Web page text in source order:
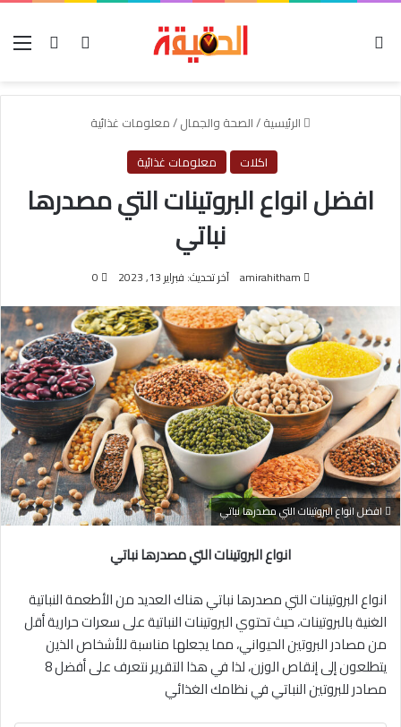
بحث عنتسجيل
الرئيسية/الصحة والجمال/معلومات غذائية
اكلات
معلومات غذائية
افضل انواع البروتينات التي مصدرها
نباتي
amirahitham آخر تحديث: فبراير 13, 2023 0
افضل انواع البروتينات التي مصدرها نباتي
انواع البروتينات التي مصدرها نباتي
انواع البروتينات التي مصدرها نباتي هناك العديد من الأطعمة النباتية
الغنية بالبروتينات، حيث تحتوي البروتينات النباتية على سعرات حرارية أقل
من مصادر البروتين الحيواني، مما يجعلها مناسبة للأشخاص الذين
يتطلعون إلى إنقاص الوزن، لذا في هذا التقرير نتعرف على أفضل 8
مصادر للبروتين النباتي في نظامك الغذائي